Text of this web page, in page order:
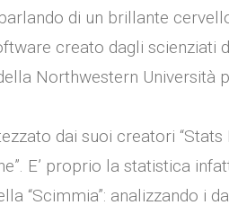
di un brillante
creato dagli scienziati
Northwestern Università
dai suoi creatori
E’ proprio la statistica
“Scimmia”: analizzando i